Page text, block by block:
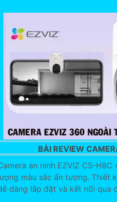
BÀI REVIEW
an ninh EZVIZ CS-
màu sắc ấn tượng. Thiết
dàng lắp đặt và kết nối qua